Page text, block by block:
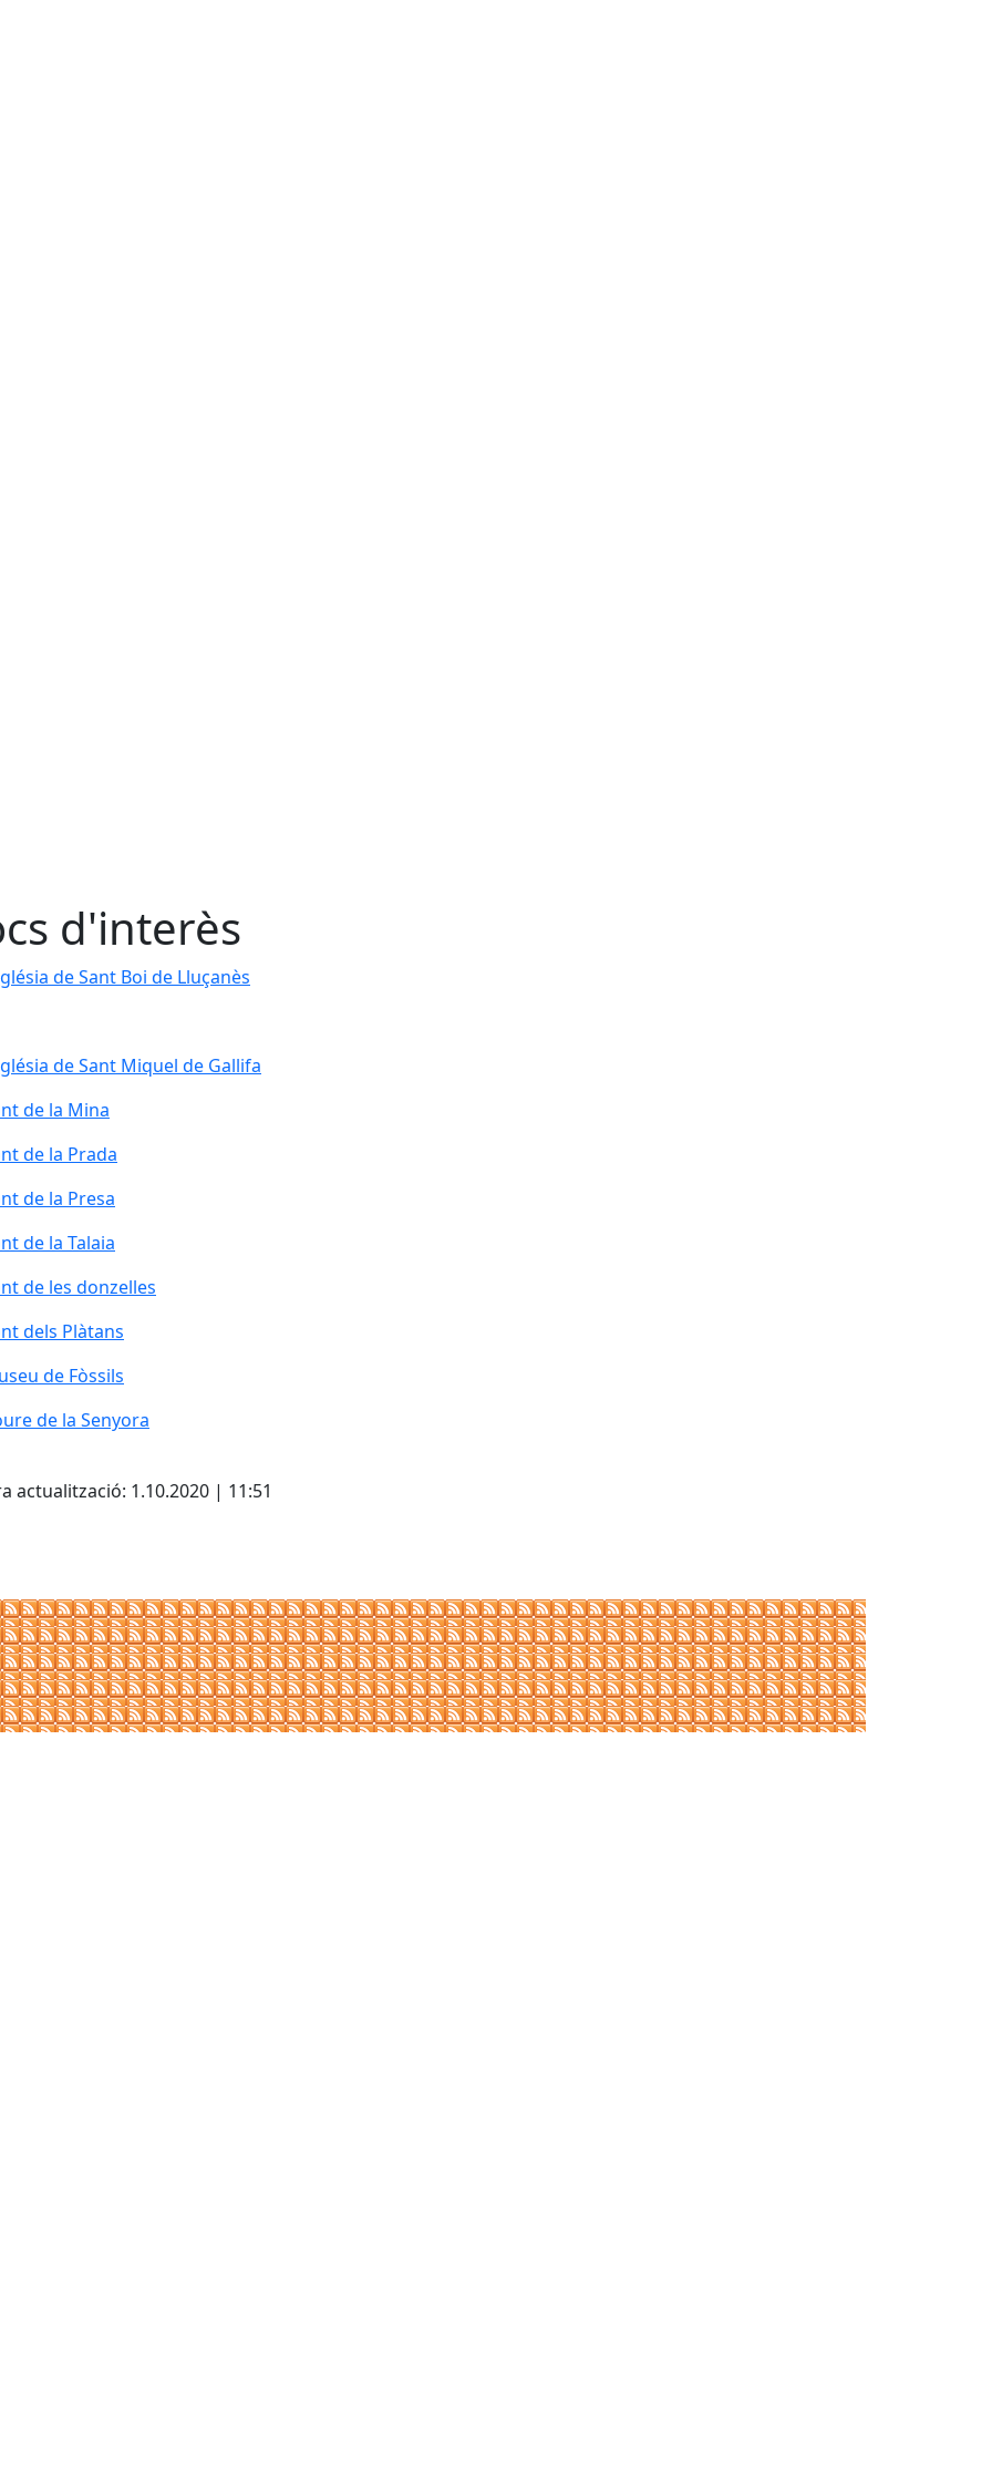
d'interès
de Sant Boi de Lluçanès
de Sant Boi de Lluçanès
de Sant Miquel de Gallifa
de la Mina
de la Prada
de la Prada
de la Presa
de la Talaia
de les donzelles
dels Plàtans
de Fòssils
de Fòssils
de la Senyora
de la Senyora
actualització: 1.10.2020 | 11:51